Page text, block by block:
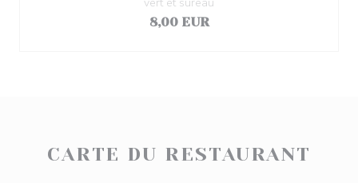
8,00 EUR
CARTE DU RESTAURANT